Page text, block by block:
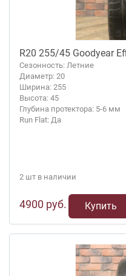
R20 255/45 Goodyear
Сезонность: Летние
Диаметр: 20
Ширина: 255
Высота: 45
Глубина протектора: 5-6 мм
Run Flat: Да
2 шт в наличии
4900 руб. Купить